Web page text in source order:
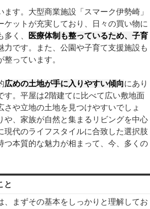
す。大型商業施設「スマーク伊勢崎」
ットが充実しており、日々の買い物に
く、
医療体制も整っているため、子育
力です。また、公園や子育て支援施設も
っています。
広めの土地が手に入りやすい傾向にあり
す。平屋は2階建てに比べて広い敷地面
や立地の土地を見つけやすいでしょ
や、家族が自然と集まるリビングを中心
代のライフスタイルに合致した選択肢
つ本質的な魅力が相まって、今、多くの
と
まずその基本をしっかりと理解してお